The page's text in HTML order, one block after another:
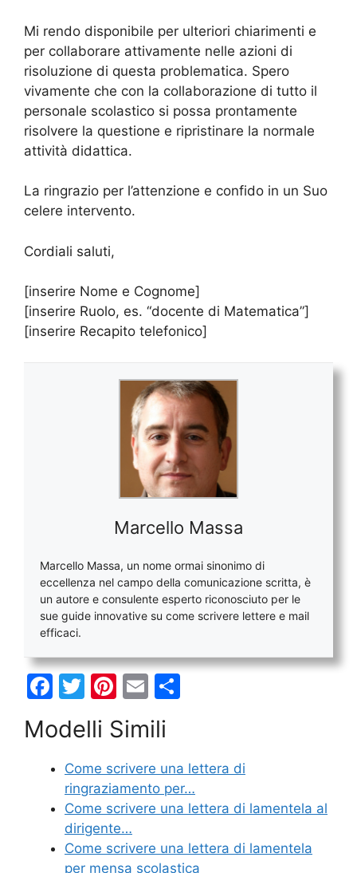
Mi rendo disponibile per ulteriori chiarimenti e
per collaborare attivamente nelle azioni di
risoluzione di questa problematica. Spero
vivamente che con la collaborazione di tutto il
personale scolastico si possa prontamente
risolvere la questione e ripristinare la normale
attività didattica.
La ringrazio per l’attenzione e confido in un Suo
celere intervento.
Cordiali saluti,
[inserire Nome e Cognome]
[inserire Ruolo, es. “docente di Matematica”]
[inserire Recapito telefonico]
Marcello Massa
Marcello Massa, un nome ormai sinonimo di
eccellenza nel campo della comunicazione scritta, è
un autore e consulente esperto riconosciuto per le
sue guide innovative su come scrivere lettere e mail
efficaci.
F
c
e
b
o
o
k
T
itt
er
Pi
er
e
st
E
ai
l
di
vi
di
Modelli Simili
Come scrivere una lettera di
ringraziamento per…
Come scrivere una lettera di lamentela al
dirigente…
Come scrivere una lettera di lamentela
per mensa scolastica